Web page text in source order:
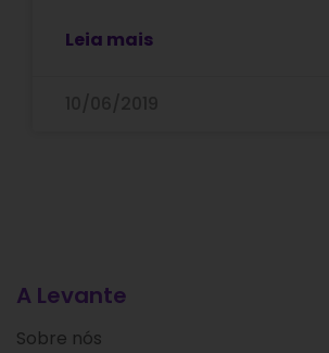
Leia mais
A Levante
Sobre nós